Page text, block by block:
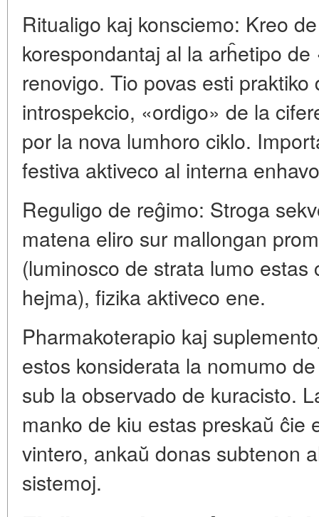
Ritualigo kaj konsciemo: Kreo
korespondantaj al la arĥetipo
renovigo. Tio povas esti
introspekcio, «ordigo» de la
por la nova lumhoro ciklo.
festiva aktiveco al interna
Reguligo de reĝimo: Stroga
matena eliro sur mallongan
(luminosco de strata lumo
hejma), fizika aktiveco ene.
Pharmakoterapio kaj
estos konsiderata la nomumo
sub la observado de kuracisto.
manko de kiu estas preskaŭ ĉie
vintero, ankaŭ donas subtenon
sistemoj.